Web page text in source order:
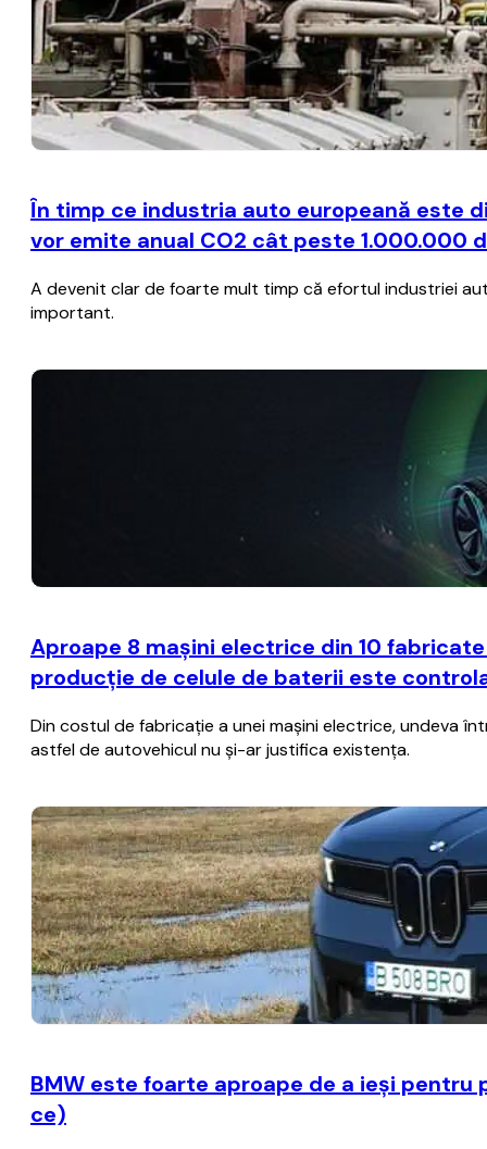
În timp ce industria auto europeană este
vor emite anual CO2 cât peste 1.000.000
A devenit clar de foarte mult timp că efortul industriei
important.
Aproape 8 maşini electrice din 10
producţie de celule de baterii este
Din costul de fabricaţie a unei maşini electrice, undeva
astfel de autovehicul nu şi-ar justifica existenţa.
BMW este foarte aproape de a ieşi pentru
ce)